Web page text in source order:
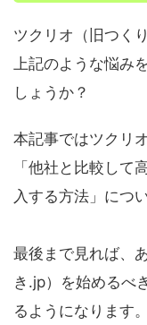
ツクリオ（旧つく
上記のような悩み
しょうか？
本記事ではツクリ
「他社と比較して
入する方法」につ
最後まで見れば、
き.jp）を始めるべ
るようになります。